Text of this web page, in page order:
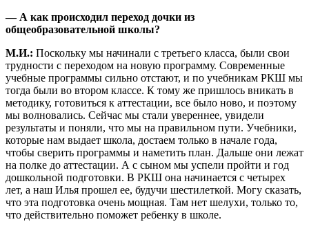
— А как происходил переход дочки из
общеобразовательной школы?
М.И.: Поскольку мы начинали с третьего класса, были свои
трудности с переходом на новую программу. Современные
учебные программы сильно отстают, и по учебникам РКШ мы
тогда были во втором классе. К тому же пришлось вникать в
методику, готовиться к аттестации, все было ново, и поэтому
мы волновались. Сейчас мы стали увереннее, увидели
результаты и поняли, что мы на правильном пути. Учебники,
которые нам выдает школа, достаем только в начале года,
чтобы сверить программы и наметить план. Дальше они лежат
на полке до аттестации. А с сыном мы успели пройти и год
дошкольной подготовки. В РКШ она начинается с четырех
лет, а наш Илья прошел ее, будучи шестилеткой. Могу сказать,
что эта подготовка очень мощная. Там нет шелухи, только то,
что действительно поможет ребенку в школе.